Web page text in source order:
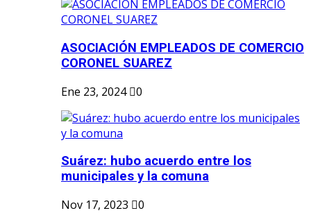
ASOCIACIÓN EMPLEADOS DE COMERCIO
CORONEL SUAREZ
Ene 23, 2024
0
Suárez: hubo acuerdo entre los
municipales y la comuna
Nov 17, 2023
0